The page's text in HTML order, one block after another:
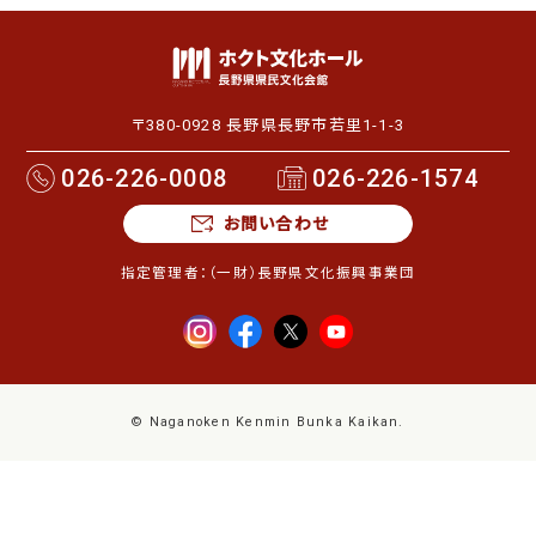
〒380-0928 長野県長野市若里1-1-3
026-226-0008 026-226-1574
お問い合わせ
指定管理者： （一財）長野県文化振興事業団
© Naganoken Kenmin Bunka Kaikan.